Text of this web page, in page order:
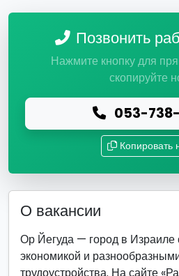
Позвонить
Нажмите кнопку для
скопируйте
053-
Копировать
О вакансии
Ор Йегуда — город в
экономикой и